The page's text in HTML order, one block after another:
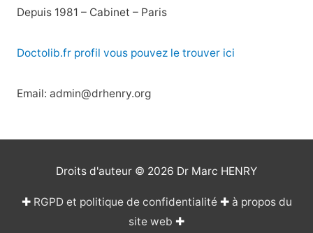
Depuis 1981 – Cabinet – Paris
Doctolib.fr profil vous pouvez le trouver ici
Email: admin@drhenry.org
Droits d'auteur © 2026 Dr Marc HENRY
✚ RGPD et politique de confidentialité✚ à propos du
site web ✚